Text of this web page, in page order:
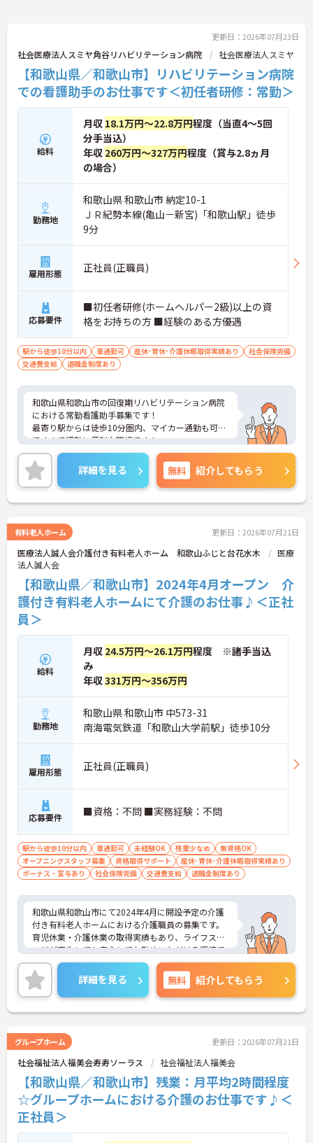
更新日：2026年07月23日
社会医療法人スミヤ角谷リハビリテーション病院 社会医療法人スミヤ
【和歌山県／和歌山市】リハビリテーション病院
での看護助手のお仕事です＜初任者研修：常勤＞
給料
月収 18.1万円～22.8万円程度（当直4～5回
分手当込）
年収 260万円～327万円程度（賞与2.8ヵ月
の場合）
勤務地
和歌山県 和歌山市 納定10-1
ＪＲ紀勢本線(亀山－新宮)「和歌山駅」徒歩
9分
雇用形態 正社員(正職員)
応募要件
■初任者研修(ホームヘルパー2級)以上の資
格をお持ちの方 ■経験のある方優遇
駅から徒歩10分以内 車通勤可 産休･育休･介護休暇取得実績あり
社会保険完備
交通費支給
退職金制度あり
和歌山県和歌山市の回復期リハビリテーション病院
における常勤看護助手募集です！
最寄り駅からは徒歩10分圏内、マイカー通勤も可能
ですので通勤に便利な職場です！
ご興味ある方には、面接のポイントなど、さらに詳
細をお話致しますのでお気軽にご相談ください。
詳細を見る 無料 紹介してもらう
有料老人ホーム 更新日：2026年07月21日
医療法人誠人会介護付き有料老人ホーム 和歌山ふじと台花水木
医療
法人誠人会
【和歌山県／和歌山市】2024年4月オープン 介
護付き有料老人ホームにて介護のお仕事♪＜正社
員＞
給料
月収 24.5万円～26.1万円程度 ※諸手当込
み
年収331万円～356万円
勤務地
和歌山県 和歌山市 中573-31
南海電気鉄道「和歌山大学前駅」徒歩10分
雇用形態 正社員(正職員)
応募要件 ■資格：不問 ■実務経験：不問
駅から徒歩10分以内 車通勤可 未経験OK 残業少なめ
無資格OK
オープニングスタッフ募集
資格取得サポート
産休･育休･介護休暇取得実績あり
ボーナス・賞与あり
社会保険完備 交通費支給 退職金制度あり
和歌山県和歌山市にて2024年4月に開設予定の介護
付き有料老人ホームにおける介護職員の募集です。
育児休業・介護休業の取得実績もあり、ライフステ
ージが変化しても安心してお勤めいただける環境で
す。また、マイカー通勤が可能なので通勤が苦にな
りません。
ご興味のある方には、面接対策ポイントなど、さら
に詳細をお話しいたしますのでお気軽にご相談くだ
さい！
詳細を見る 無料 紹介してもらう
グループホーム 更新日：2026年07月21日
社会福祉法人福美会寿寿ソーラス 社会福祉法人福美会
【和歌山県／和歌山市】残業：月平均2時間程度
☆グループホームにおける介護のお仕事です♪＜
正社員＞